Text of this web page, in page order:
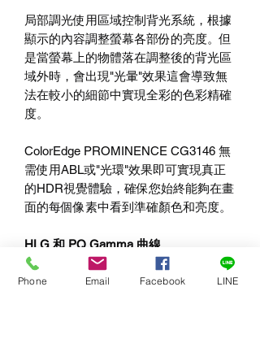
局部調光使用區域控制背光系統，根據
顯示的內容調整螢幕各部份的亮度。但
是當螢幕上的物體落在調整後的背光區
域外時，會出現"光暈"效果這會導致無
法在較小的細節中實現全彩的色彩精確
度。
ColorEdge PROMINENCE CG3146 無
需使用ABL或"光環"效果即可實現真正
的HDR視覺體驗，確保您始終能夠在畫
面的每個像素中看到準確顏色和亮度。
HLG 和 PQ Gamma 曲線
採用兩種伽瑪曲線用於HDR影片 - 混合
Gamma的（HLG）和感知化（PQ）曲
Phone Email Facebook LINE